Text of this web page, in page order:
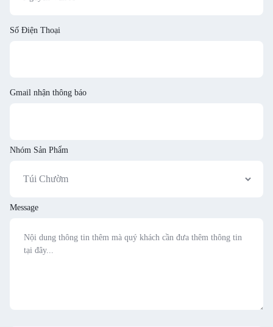
Số Điện Thoại
Gmail nhận thông báo
Nhóm Sản Phẩm
Message